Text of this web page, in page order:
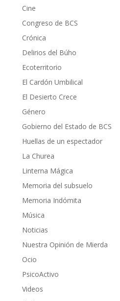
Cine
Congreso de BCS
Crónica
Delirios del Búho
Ecoterritorio
El Cardón Umbilical
El Desierto Crece
Género
Gobierno del Estado de BCS
Huellas de un espectador
La Churea
Linterna Mágica
Memoria del subsuelo
Memoria Indómita
Música
Noticias
Nuestra Opinión de Mierda
Ocio
PsicoActivo
Videos